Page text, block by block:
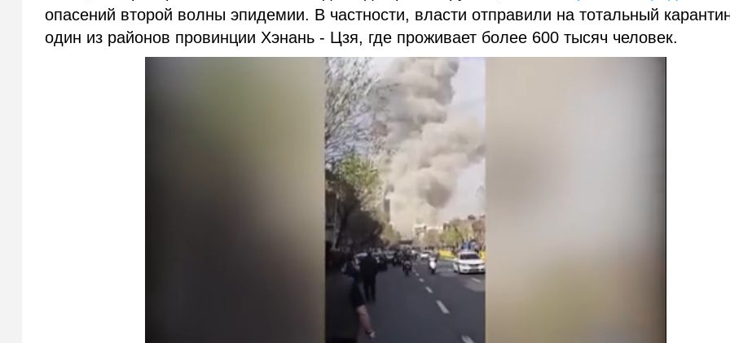
опасений второй волны эпидемии. В частности, власти отправили на тотальный
один из районов провинции Хэнань - Цзя, где проживает более 600 тысяч человек.